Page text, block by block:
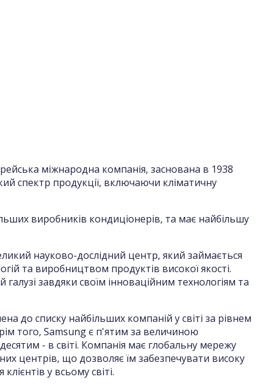
міжнародна компанія, заснована в 1938
спектр продукції, включаючи кліматичну
виробників кондиціонерів, та має найбільшу
науково-дослідний центр, який займається
та виробництвом продуктів високої якості.
галузі завдяки своїм інноваційним технологіям та
до списку найбільших компаній у світі за рівнем
того, Samsung є п'ятим за величиною
- в світі. Компанія має глобальну мережу
центрів, що дозволяє їм забезпечувати високу
у всьому світі.